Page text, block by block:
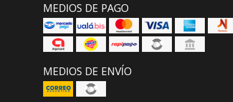
MEDIOS DE PAGO
MEDIOS DE ENVÍO